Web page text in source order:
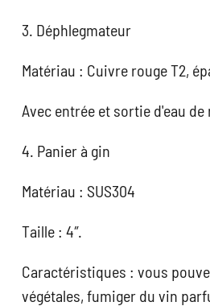
3. Déphlegmateur
Matériau : Cuivre rouge T2,
Avec entrée et sortie d'eau
4. Panier à gin
Matériau : SUS304
Taille : 4″.
Caractéristiques : vous
végétales, fumiger du vin